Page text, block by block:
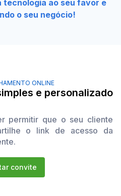
ao seu favor e
o seu negócio!
ONLINE
e personalizado
permitir que o seu cliente
o link de acesso da
convite